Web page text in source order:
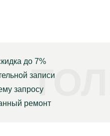
до 7%
записи
запросу
ремонт